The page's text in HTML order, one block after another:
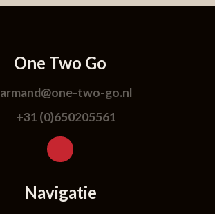
One Two Go
armand@one-two-go.nl
+31 (0)650205561
Navigatie